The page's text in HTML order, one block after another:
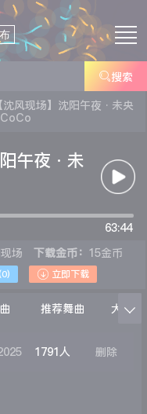
搜索
沈风现场】沈阳午夜·未央
阳午夜·未
现场第
63:44
场 下载金币： 15金币
0)  立即下载
推荐舞曲 大家在

1791人 删除